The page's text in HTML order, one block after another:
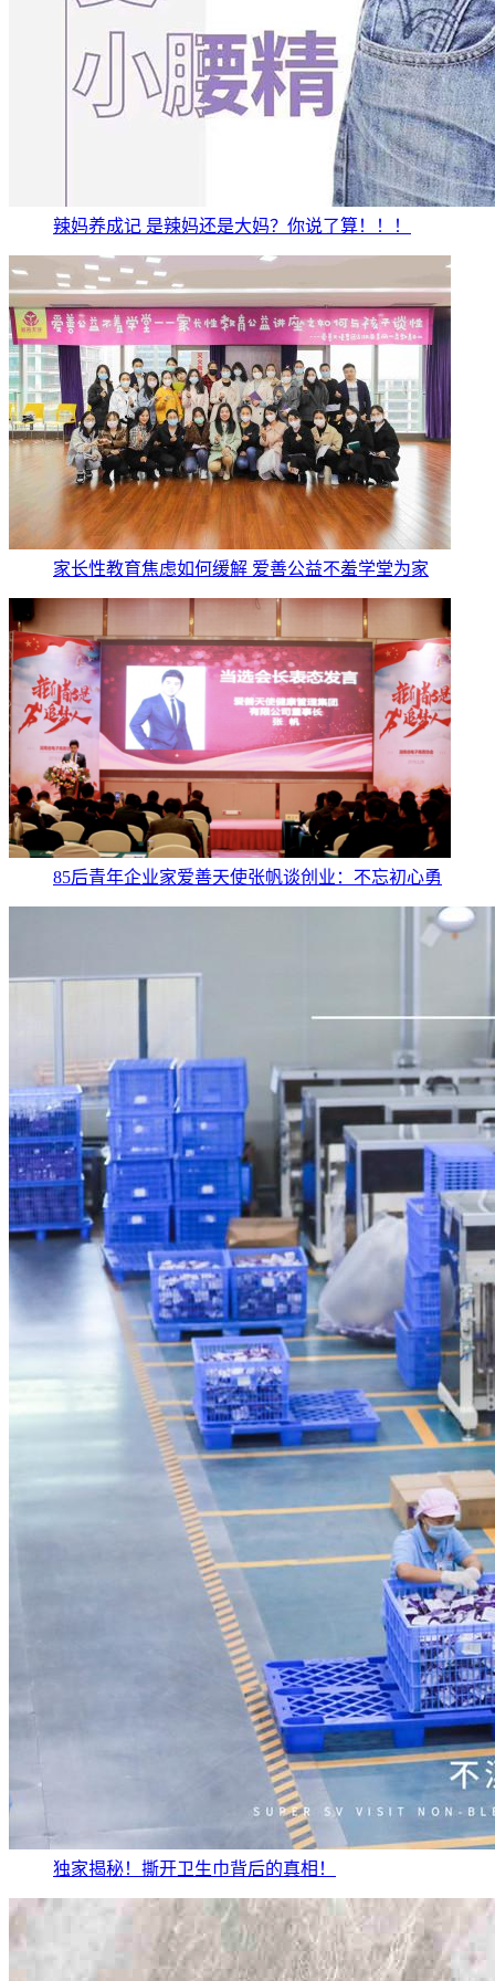
辣妈养成记 是辣妈还是大妈？你说了算！！！
家长性教育焦虑如何缓解 爱善公益不羞学堂为家
85后青年企业家爱善天使张帆谈创业：不忘初心勇
独家揭秘！撕开卫生巾背后的真相！